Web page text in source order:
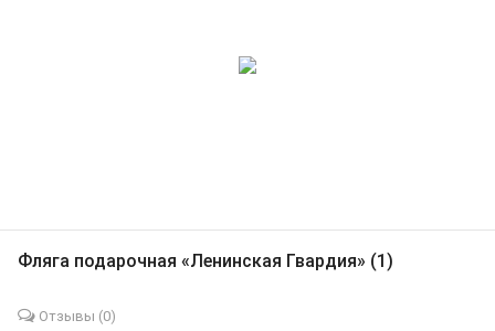
Фляга подарочная «Ленинская Гвардия» (1)
Отзывы (0)